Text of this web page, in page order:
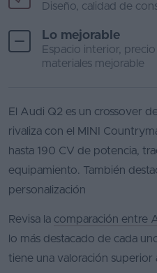
Diseño, calidad de
Lo mejorable
Espacio interior,
materiales mejorable
El Audi Q2 es un crossover
rivaliza con el MINI
hasta 190 CV de potencia,
equipamiento. También
personalización
Revisa la comparación entre
lo más destacado de cada
tiene una valoración superior